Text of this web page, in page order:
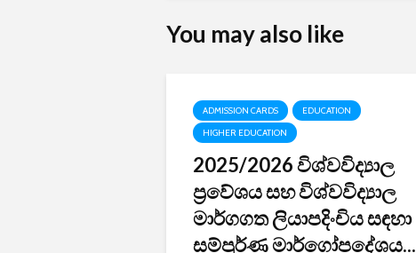
You may also like
ADMISSION CARDS
EDUCATION
HIGHER EDUCATION
2025/2026 විශ්වවිද්‍යාල
ප්‍රවේශය සහ විශ්වවිද්‍යාල
මාර්ගගත ලියාපදිංචිය සඳහා
සම්පූර්ණ මාර්ගෝපදේශය...